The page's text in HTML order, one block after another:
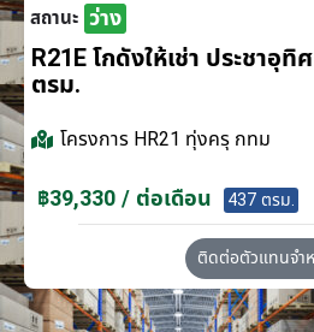
สถานะ ว่าง
R21E โกดังให้เช่า ประชาอุ
ตรม.
โครงการ HR21 ทุ่งครุ กทม
฿39,330 / ต่อเดือน 437 ตรม.
ติดต่อตัวแทนจำ